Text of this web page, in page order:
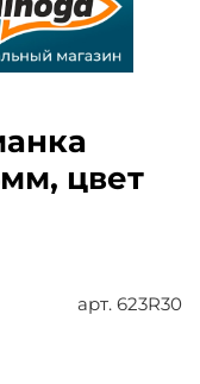
арт. 623R30
цвет